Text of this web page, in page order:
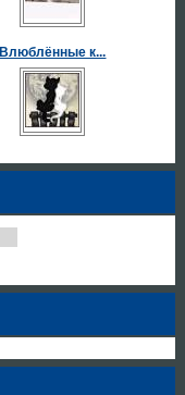
Влюблённые к...